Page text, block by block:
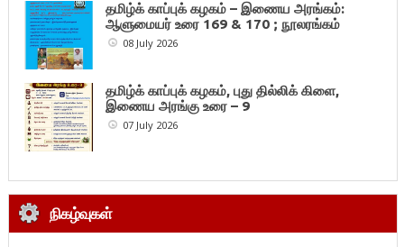
தமிழ்க் காப்புக் கழகம் – இணைய அரங்கம்:
ஆளுமையர் உரை 169 & 170 ; நூலரங்கம்
08 July 2026
தமிழ்க் காப்புக் கழகம், புது தில்லிக் கிளை,
இணைய அரங்கு உரை – 9
07 July 2026
நிகழ்வுகள்